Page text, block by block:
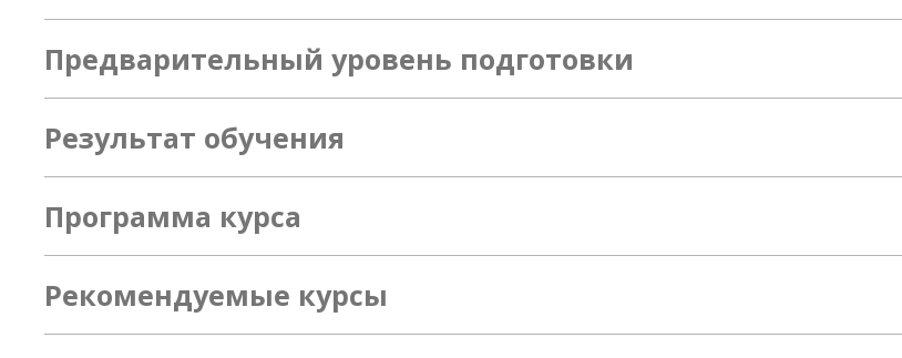
Предварительный уровень подготовки
Результат обучения
Программа курса
Рекомендуемые курсы